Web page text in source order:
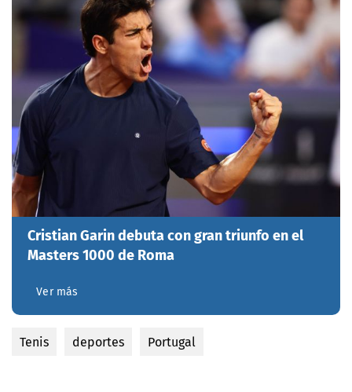
Cristian Garin debuta con gran triunfo en el
Masters 1000 de Roma
Ver más
Tenis deportes Portugal